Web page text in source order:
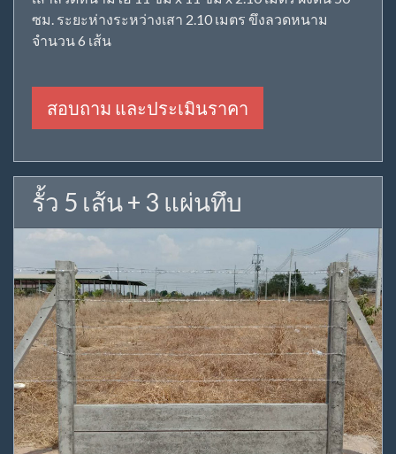
ซม. ระยะห่างระหว่างเสา 2.10 เมตร ขึงลวดหนาม
จำนวน 6 เส้น
สอบถาม และประเมินราคา
รั้ว 5 เส้น + 3 แผ่นทึบ